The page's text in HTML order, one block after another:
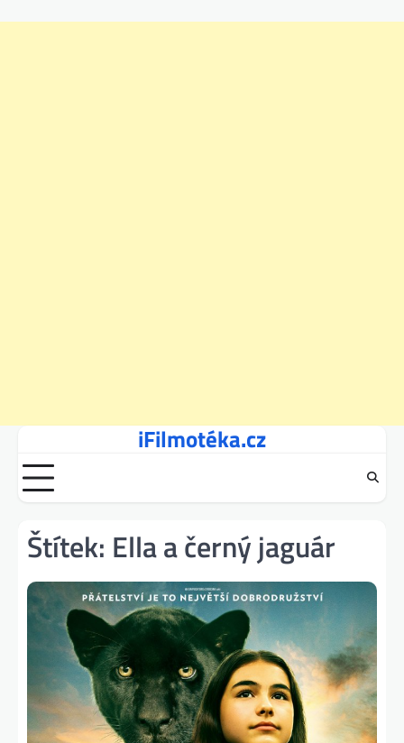
content
iFilmotéka.cz
Štítek: Ella a černý jaguár